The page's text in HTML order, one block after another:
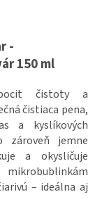
-
150 ml
čistoty a
čistiaca pena,
a kyslíkových
zároveň jemne
a okysličuje
– ideálna aj